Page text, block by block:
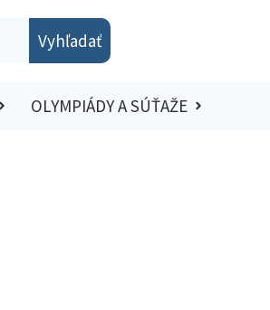
Vyhľadať
OLYMPIÁDY A SÚŤAŽE